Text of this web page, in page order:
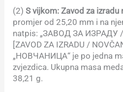
(2)S vijkom: Zavod za izradu
promjer od 25,20 mm i na
natpis: „ЗАВОД ЗА
[ZAVOD ZA IZRADU /
„НОВЧАНИЦА“ je po jedna
zvjezdica. Ukupna masa
38,21 g.